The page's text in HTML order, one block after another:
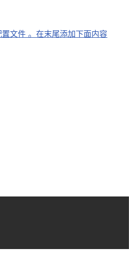
文件 。在末尾添加下面内容